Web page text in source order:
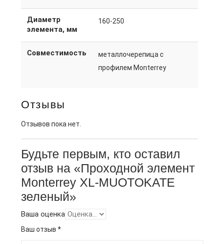
Диаметр
элемента, мм
160-250
Совместимость
металлочерепица с
профилем Monterrey
Отзывы
Отзывов пока нет.
Будьте первым, кто оставил
отзыв на «Проходной элемент
Monterrey XL-MUOTOKATE
зеленый»
Ваша оценка
Ваш отзыв *